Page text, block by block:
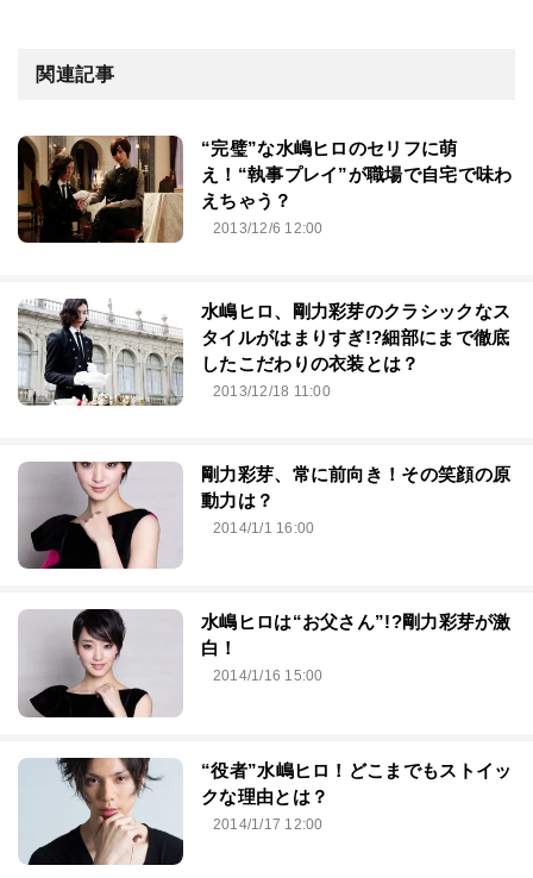
関連記事
“完璧”な水嶋ヒロのセリフに萌
え！“執事プレイ”が職場で自宅で味わ
えちゃう？
2013/12/6 12:00
水嶋ヒロ、剛力彩芽のクラシックなス
タイルがはまりすぎ!?細部にまで徹底
したこだわりの衣装とは？
2013/12/18 11:00
剛力彩芽、常に前向き！その笑顔の原
動力は？
2014/1/1 16:00
水嶋ヒロは“お父さん”!?剛力彩芽が激
白！
2014/1/16 15:00
“役者”水嶋ヒロ！どこまでもストイッ
クな理由とは？
2014/1/17 12:00